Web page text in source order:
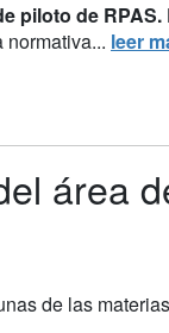
piloto de RPAS.
leer
área
de las